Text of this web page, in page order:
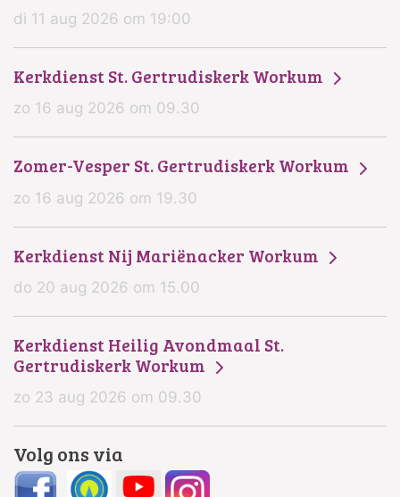
di 11 aug 2026 om 19:00
Kerkdienst St. Gertrudiskerk Workum
zo 16 aug 2026 om 09.30
Zomer-Vesper St. Gertrudiskerk Workum
zo 16 aug 2026 om 19.30
Kerkdienst Nij Mariënacker Workum
do 20 aug 2026 om 15.00
Kerkdienst Heilig Avondmaal St.
Gertrudiskerk Workum
zo 23 aug 2026 om 09.30
Volg ons via